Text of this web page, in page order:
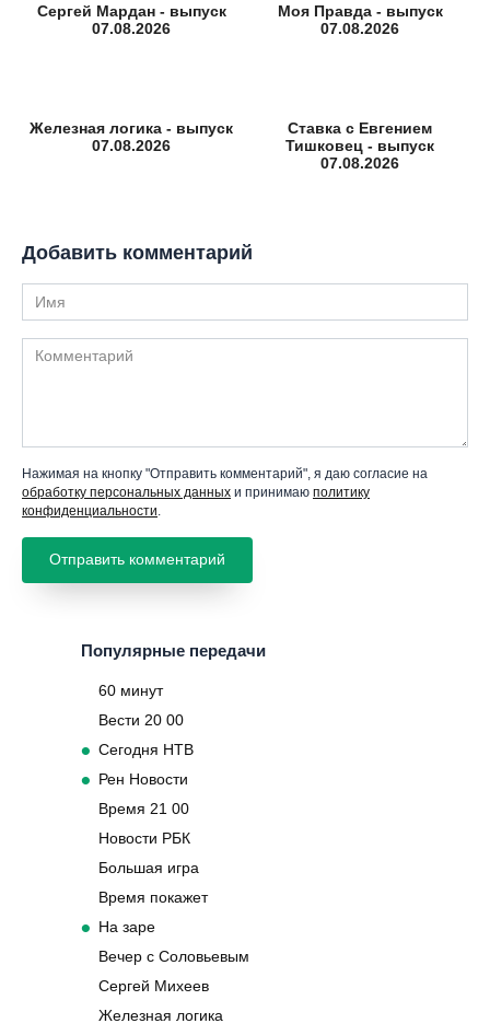
Сергей Мардан - выпуск
07.08.2026
Моя Правда - выпуск
07.08.2026
Железная логика - выпуск
07.08.2026
Ставка с Евгением
Тишковец - выпуск
07.08.2026
Добавить комментарий
Имя
Комментарий
Нажимая на кнопку "Отправить комментарий", я даю согласие на
обработку персональных данных и принимаю политику
конфиденциальности
Популярные передачи
60 минут
Вести 20 00
Сегодня НТВ
Рен Новости
Время 21 00
Новости РБК
Большая игра
Время покажет
На заре
Вечер с Соловьевым
Сергей Михеев
Железная логика